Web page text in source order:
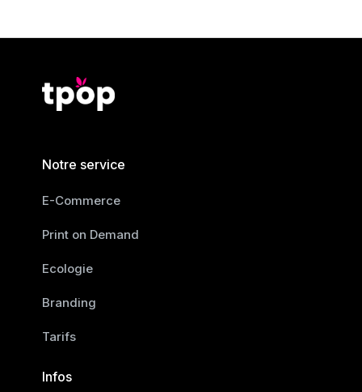
Notre service
E-Commerce
Print on Demand
Ecologie
Branding
Tarifs
Infos